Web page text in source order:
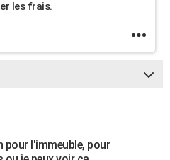
les frais.
pour l'immeuble, pour